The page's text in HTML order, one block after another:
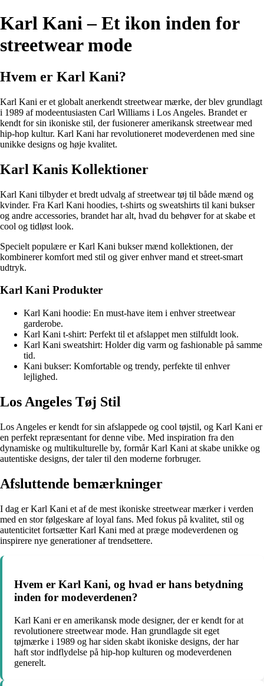
Karl Kani – Et ikon inden for
streetwear mode
Hvem er Karl Kani?
Karl Kani er et globalt anerkendt streetwear mærke, der blev grundlagt
i 1989 af modeentusiasten Carl Williams i Los Angeles. Brandet er
kendt for sin ikoniske stil, der fusionerer amerikansk streetwear med
hip-hop kultur. Karl Kani har revolutioneret modeverdenen med sine
unikke designs og høje kvalitet.
Karl Kanis Kollektioner
Karl Kani tilbyder et bredt udvalg af streetwear tøj til både mænd og
kvinder. Fra Karl Kani hoodies, t-shirts og sweatshirts til kani bukser
og andre accessories, brandet har alt, hvad du behøver for at skabe et
cool og tidløst look.
Specielt populære er Karl Kani bukser mænd kollektionen, der
kombinerer komfort med stil og giver enhver mand et street-smart
udtryk.
Karl Kani Produkter
Karl Kani hoodie: En must-have item i enhver streetwear
garderobe.
Karl Kani t-shirt: Perfekt til et afslappet men stilfuldt look.
Karl Kani sweatshirt: Holder dig varm og fashionable på samme
tid.
Kani bukser: Komfortable og trendy, perfekte til enhver
lejlighed.
Los Angeles Tøj Stil
Los Angeles er kendt for sin afslappede og cool tøjstil, og Karl Kani er
en perfekt repræsentant for denne vibe. Med inspiration fra den
dynamiske og multikulturelle by, formår Karl Kani at skabe unikke og
autentiske designs, der taler til den moderne forbruger.
Afsluttende bemærkninger
I dag er Karl Kani et af de mest ikoniske streetwear mærker i verden
med en stor følgeskare af loyal fans. Med fokus på kvalitet, stil og
autenticitet fortsætter Karl Kani med at præge modeverdenen og
inspirere nye generationer af trendsettere.
Hvem er Karl Kani, og hvad er hans betydning
inden for modeverdenen?
Karl Kani er en amerikansk mode designer, der er kendt for at
revolutionere streetwear mode. Han grundlagde sit eget
tøjmærke i 1989 og har siden skabt ikoniske designs, der har
haft stor indflydelse på hip-hop kulturen og modeverdenen
generelt.